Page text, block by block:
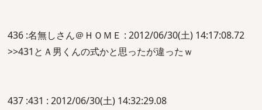
436 :名無しさん＠ＨＯＭＥ : 2012/06/30(土) 14:17:08.72
>>431とＡ男くんの式かと思ったが違ったｗ
437 :431 : 2012/06/30(土) 14:32:29.08